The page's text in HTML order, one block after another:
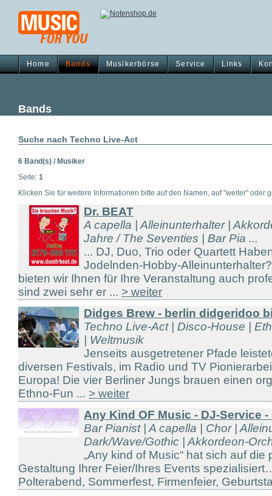
Home Bands Musikerbörse Service Links
Bands
Suche nach Techno Live-Act
6 Band(s) / Musiker
Seite: 1
Klicken Sie für weitere Informationen bitte auf den Namen, auf "weiter" oder
Dr. BEAT
A capella | Alleinunterhalter |
Jahre / The Seventies | Bar Pia ...
... DJ, Duo, Trio oder Quartett
Jodelnden-Hobby-
bieten wir Ihnen für Ihre Veranstaltung auch
sind zwei sehr er ... > weiter
Didges Brew - berlin didgeridoo
Techno Live-Act | Disco-House |
| Weltmusik
Jenseits ausgetretener Pfade
diversen Festivals, im Radio und TV
Europa! Die vier Berliner Jungs brauen einen
Ethno-Fun ... > weiter
Any Kind OF Music - DJ-Service
Bar Pianist | A capella | Chor |
Dark/Wave/Gothic | Akkordeon-
„Any kind of Music“ hat sich auf
Gestaltung Ihrer Feier/Ihres Events
Polterabend, Sommerfest, Firmenfeier,